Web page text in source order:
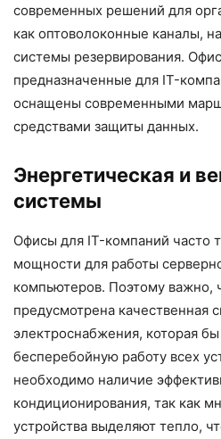
современных решений для
как оптоволоконные каналы,
системы резервирования.
предназначенные для IT-
оснащены современными
средствами защиты данных.
Энергетическая и
системы
Офисы для IT-компаний часто
мощности для работы
компьютеров. Поэтому
предусмотрена качественная
электроснабжения, которая
бесперебойную работу всех
необходимо наличие
кондиционирования, так как
устройства выделяют тепло,